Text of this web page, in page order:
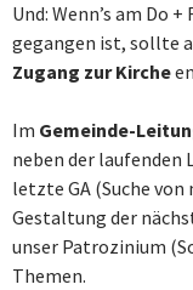
Und: Wenn’s am Do
gegangen ist, sollte
Zugang zur Kirche
Im Gemeinde-
neben der
letzte GA (Suche
Gestaltung der
unser Patrozinium
Themen.